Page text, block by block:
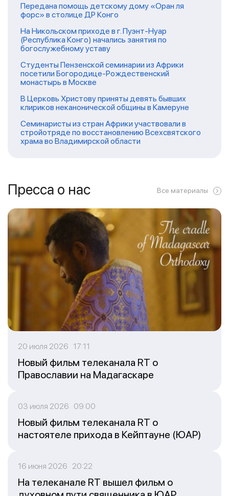
Передана помощь детскому дому «Оран ля
форс» в столице ДР Конго
На Никольском приходе в г. Пуэнт-Нуар
(Республика Конго) начались занятия по
богослужебному уставу
Студенты Пензенской семинарии из Африки
посетили Богородице-Рождественский
монастырь в Москве
В Церковь Христову приняты девять бывших
клириков неканонической общины в Камеруне
Семинаристы из стран Африки участвовали в
стройотряде по восстановлению Всехсвятского
храма во Владимирской области
Пресса о нас Все материалы
20 июля 2026 17:11
Новый фильм телеканала RT о
Православии на Мадагаскаре
03 июля 2026 09:00
Новый фильм телеканала RT о
настоятеле прихода в Кейптауне (ЮАР)
16 июня 2026 20:22
На телеканале RT вышел фильм о